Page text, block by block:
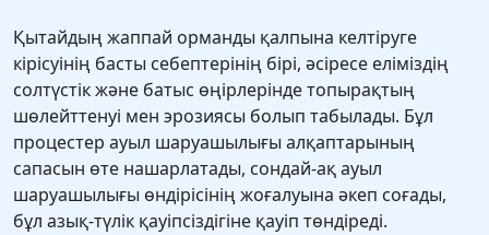
Қытайдың жаппай орманды қалпына келтіруге
кірісуінің басты себептерінің бірі, әсіресе еліміздің
солтүстік және батыс өңірлерінде топырақтың
шөлейттенуі мен эрозиясы болып табылады. Бұл
процестер ауыл шаруашылығы алқаптарының
сапасын өте нашарлатады, сондай-ақ ауыл
шаруашылығы өндірісінің жоғалуына әкеп соғады,
бұл азық-түлік қауіпсіздігіне қауіп төндіреді.